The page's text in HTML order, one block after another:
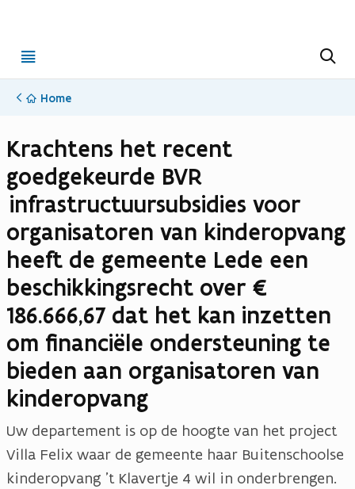
menu
Home
Krachtens het recent
goedgekeurde BVR
infrastructuursubsidies voor
organisatoren van kinderopvang
heeft de gemeente Lede een
beschikkingsrecht over €
186.666,67 dat het kan inzetten
om financiële ondersteuning te
bieden aan organisatoren van
kinderopvang
Uw departement is op de hoogte van het project
Villa Felix waar de gemeente haar Buitenschoolse
kinderopvang 't Klavertje 4 wil in onderbrengen.